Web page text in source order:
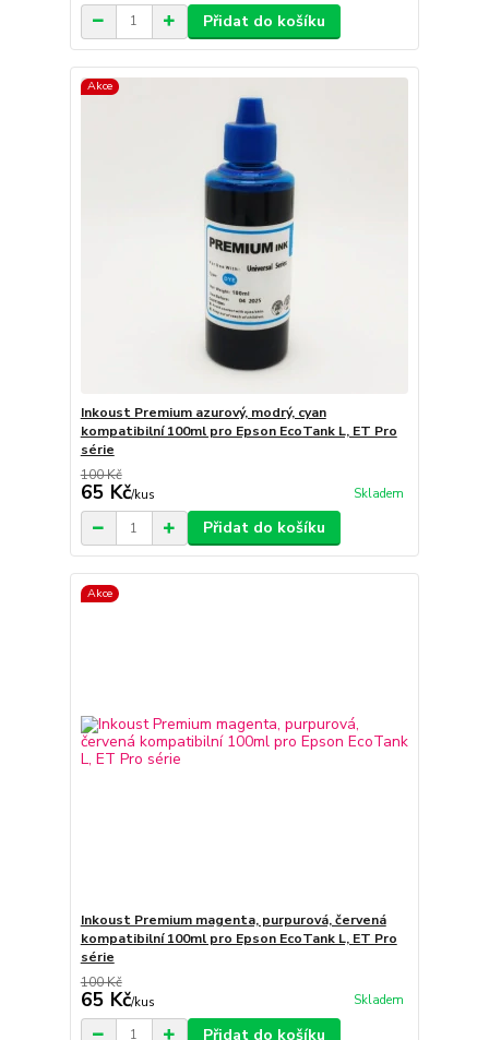
Přidat do košíku
Akce
Inkoust Premium azurový, modrý, cyan
kompatibilní 100ml pro Epson EcoTank L, ET Pro
série
100 Kč
65 Kč/kus Skladem
Přidat do košíku
Akce
Inkoust Premium magenta, purpurová, červená
kompatibilní 100ml pro Epson EcoTank L, ET Pro
série
100 Kč
65 Kč/kus Skladem
Přidat do košíku